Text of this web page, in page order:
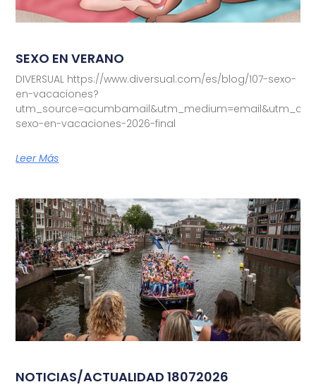
SEXO EN VERANO
DIVERSUAL https://www.diversual.com/es/blog/107-sexo-
en-vacaciones?
sexo-en-vacaciones-2026-final
Leer Más
NOTICIAS/ACTUALIDAD 18072026